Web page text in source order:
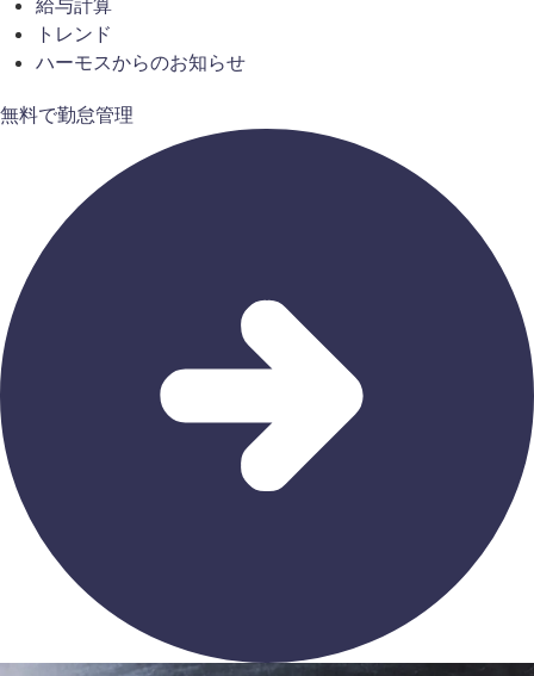
給与計算
トレンド
ハーモスからのお知らせ
無料で勤怠管理